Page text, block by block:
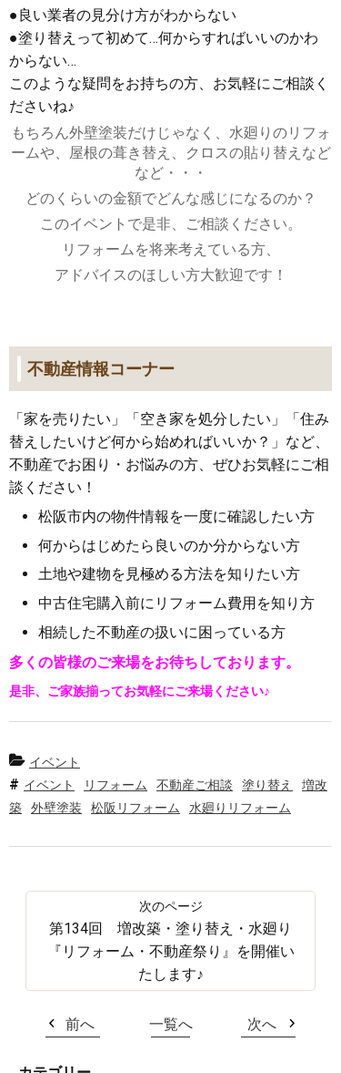
●良い業者の見分け方がわからない
●塗り替えって初めて…何からすればいいのかわ
からない…
このような疑問をお持ちの方、お気軽にご相談く
ださいね♪
もちろん外壁塗装だけじゃなく、水廻りのリフォ
ームや、屋根の葺き替え、クロスの貼り替えなど
など・・・
どのくらいの金額でどんな感じになるのか？
このイベントで是非、ご相談ください。
リフォームを将来考えている方、
アドバイスのほしい方大歓迎です！
不動産情報コーナー
「家を売りたい」「空き家を処分したい」「住み
替えしたいけど何から始めればいいか？」など、
不動産でお困り・お悩みの方、ぜひお気軽にご相
談ください！
松阪市内の物件情報を一度に確認したい方
何からはじめたら良いのか分からない方
土地や建物を見極める方法を知りたい方
中古住宅購入前にリフォーム費用を知り方
相続した不動産の扱いに困っている方
多くの皆様のご来場をお待ちしております。
是非、ご家族揃ってお気軽にご来場ください♪
イベント
イベント
リフォーム 不動産ご相談 塗り替え
増改
築
外壁塗装 松阪リフォーム 水廻りリフォーム
第134回 増改築・塗り替え・水廻り
『リフォーム・不動産祭り』を開催い
たします♪
前へ 一覧へ 次へ